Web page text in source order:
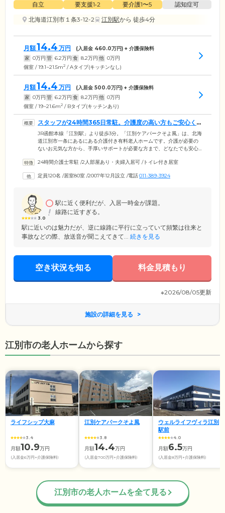
自立 要支援1•2 要介護1〜5
認知症可
北海道江別市１条3-12-2
江別駅から 徒歩4分
月額14.4 万円 (入居金 460.0万円) + 介護保険料
家 0万円 管 6.2万円 食 8.2万円 他 0万円
個室 / 19.1~21.5m2 / Aタイプ(キッチンなし)
月額14.4 万円 (入居金 500.0万円) + 介護保険料
家 0万円 管 6.2万円 食 8.2万円 他 0万円
個室 / 19~21.6m2 / Bタイプ(キッチンあり)
スタッフが24時間365日常駐。介護度の高い方もご安心くだ
さい
JR函館本線「江別駅」より徒歩3分。「江別ケアパークそよ風」は、北海
道江別市一条にあるにある介護付き有料老人ホームです。介護が必要の
ないお元気な方から、手厚いサポートが必要な方まで、どなたでも安心
し、みなさまの健やかな暮らしをお守りしています。お食事時の見守り
リテーションや楽しいレクリエーション参加のお誘いなど、個別のケア
24時間介護士常駐 /2人部屋あり・夫婦入居可 /トイレ付き居室
定員120名 /居室80室 /2007年12月設立 /電話011-389-3924
3.0
駅に近く便利だが、入居一時金が課題。
線路に近すぎる。
駅に近いのは魅力だが、逆に線路に平行に立っていて頻繁は往来と
事故などの際、放送音が聞こえてきて... 続きを見る
空き状況を知る 料金見積もり
※2026/08/05更新
施設の詳細を見る
江別市の老人ホームから探す
ライフシップ大麻
3.4
月額10.9万円
(入居金6万円+介護保険料)
江別ケアパークそよ風
3.8
月額14.4万円
(入居金700万円+介護保険料)
ウェルライフヴィラ江別
駅前
4.0
月額6.5万円
(入居金8万円+介護保険料)
江別市の老人ホームを全て見る